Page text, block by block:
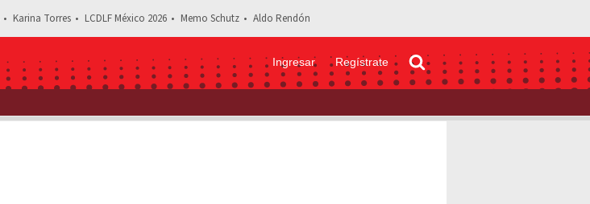
Karina Torres LCDLF México 2026 Memo Schutz Aldo Rendón
Ingresar Regístrate
Estás leyendo: ¿Lo corrieron? Nicola Porcella abandona el programa 'Hoy' por este motivo